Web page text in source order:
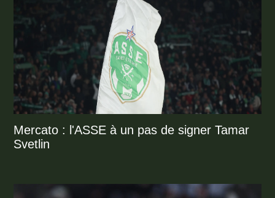
Mercato : l'ASSE à un pas de signer Tamar
Svetlin